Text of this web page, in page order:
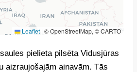
Leaflet | © OpenStreetMap, © CARTO
pielieta pilsēta Vidusjūras
aizraujošajām ainavām. Tās